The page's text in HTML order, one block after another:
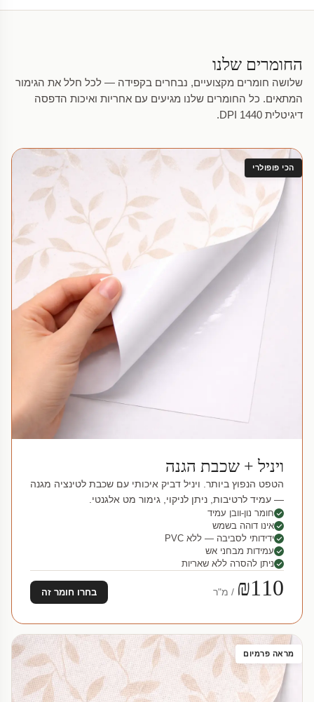
החומרים שלנו
שלושה חומרים מקצועיים, נבחרים בקפידה — לכל חלל את הגימור
המתאים. כל החומרים שלנו מגיעים עם אחריות ואיכות הדפסה
דיגיטלית 1440 DPI.
הכי פופולרי
ויניל + שכבת הגנה
הטפט הנפוץ ביותר. ויניל דביק איכותי עם שכבת לטינציה מגנה
— עמיד לרטיבות, ניתן לניקוי, גימור מט אלגנטי.
חומר נון-וובן עמיד
אינו דוהה בשמש
ידידותי לסביבה — ללא PVC
עמידות מבחני אש
ניתן להסרה ללא שאריות
₪110 / מ"ר בחרו חומר זה
מראה פרמיום